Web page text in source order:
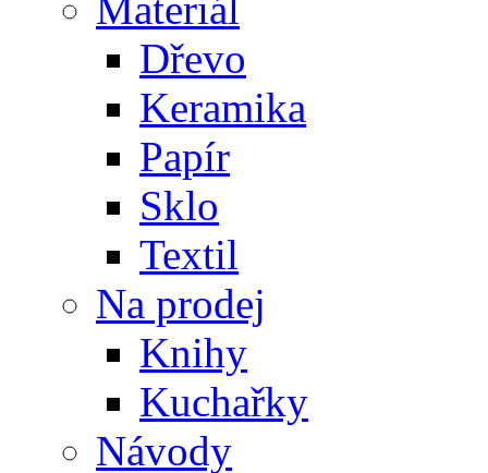
Dřevo
Keramika
Papír
Sklo
Textil
Na prodej
Knihy
Kuchařky
Návody